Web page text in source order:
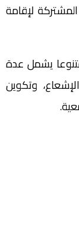
لإقامة
يشمل عدة
وتكوين